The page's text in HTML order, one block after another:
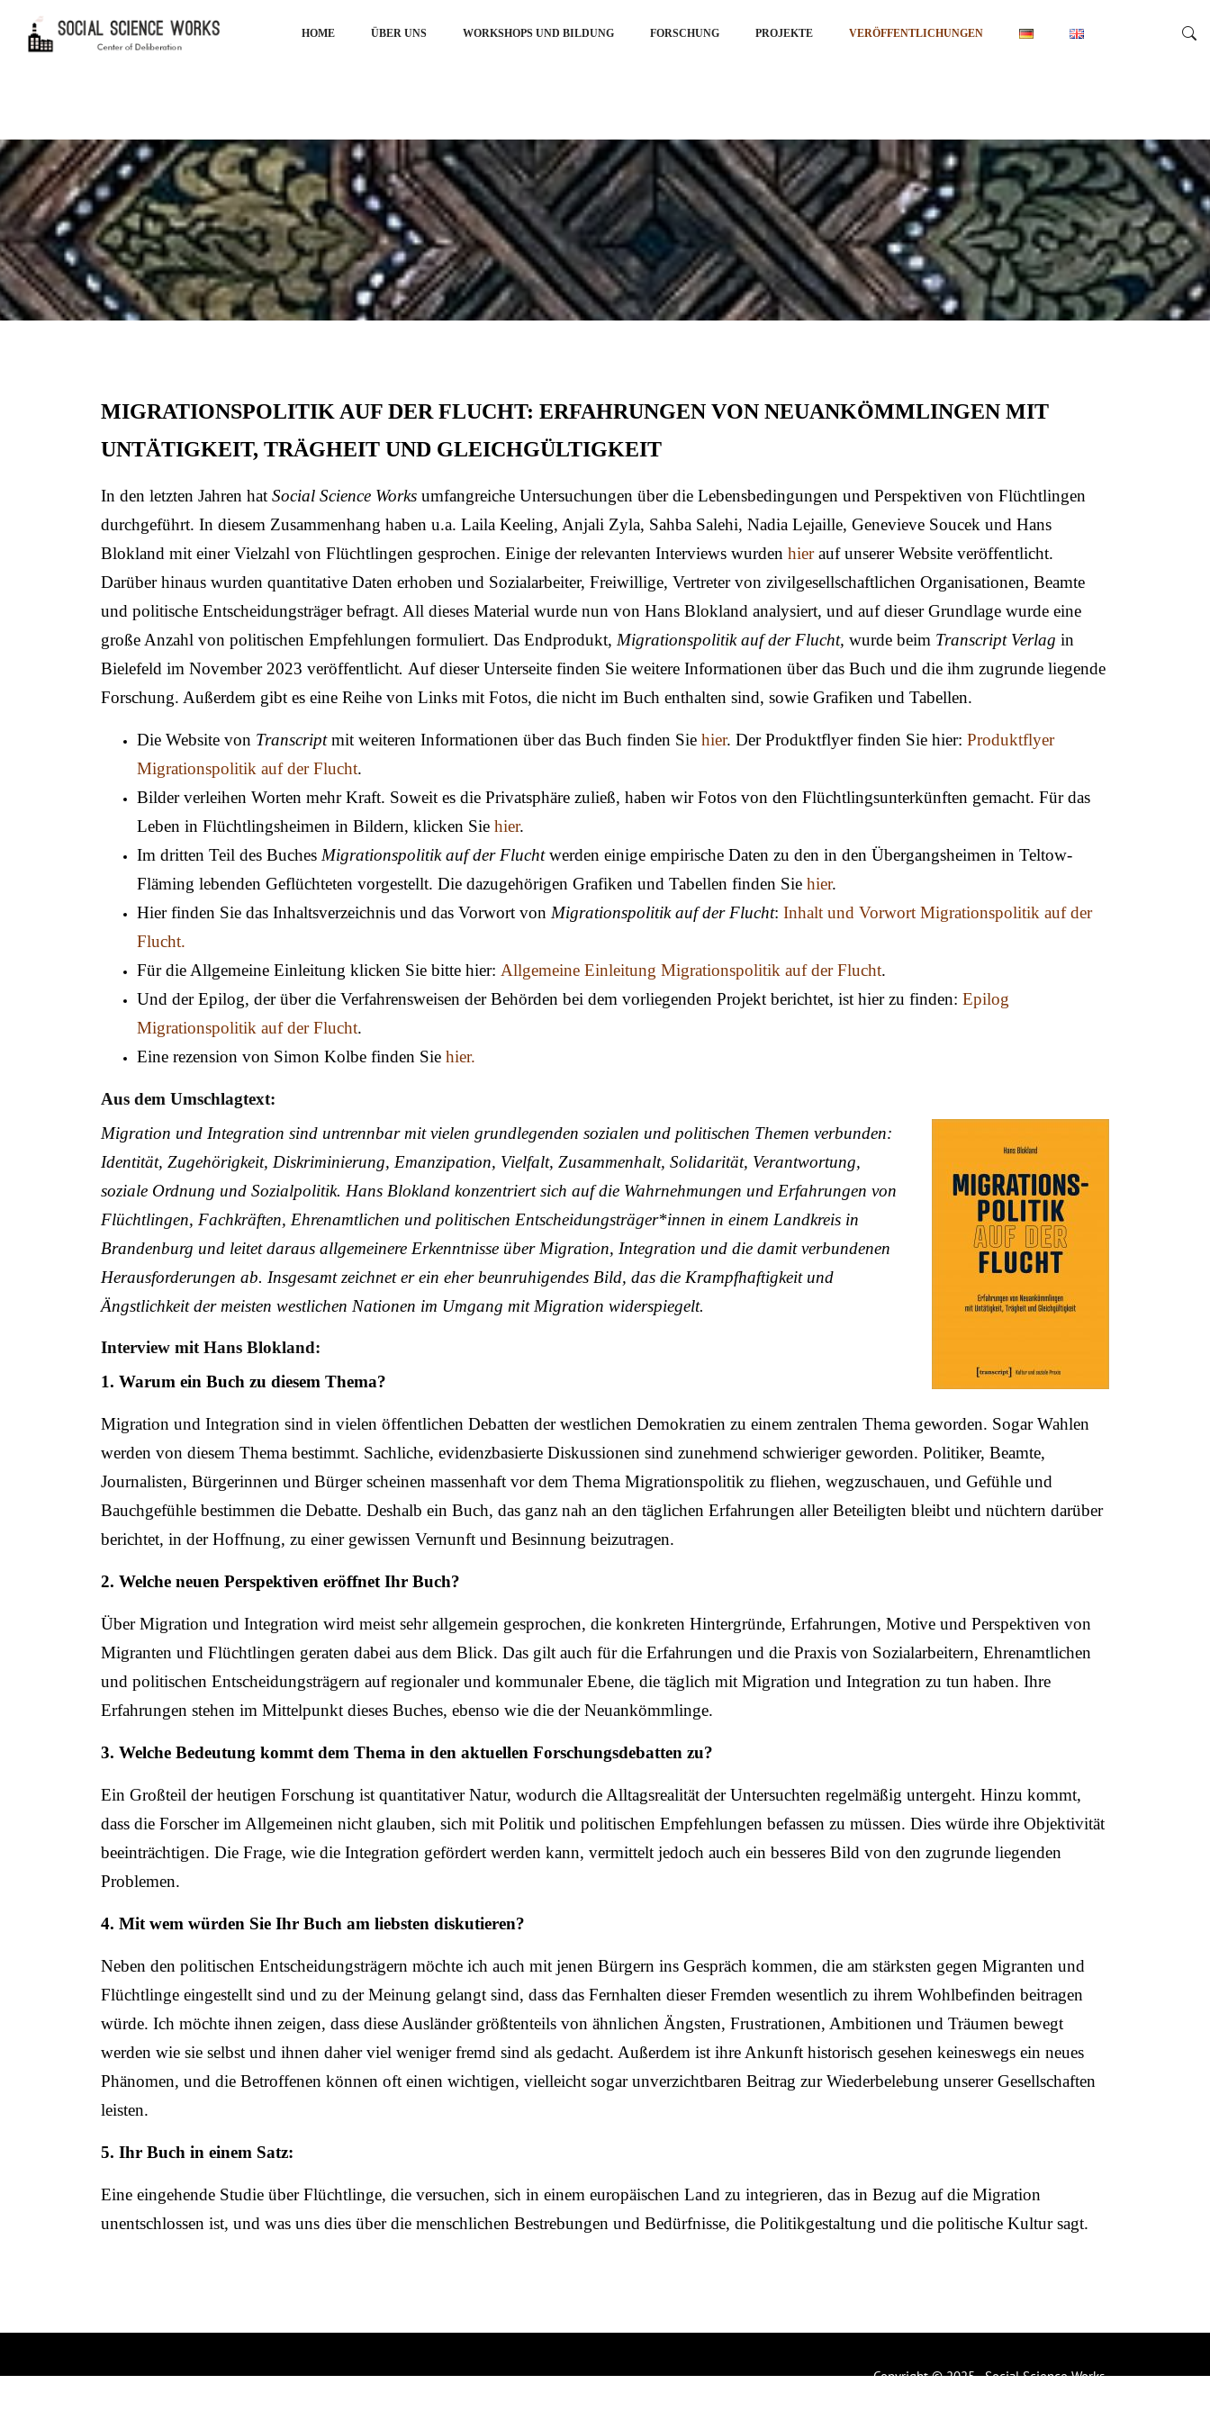
HOME ÜBER UNS WORKSHOPS UND BILDUNG FORSCHUNG PROJEKTE VERÖFFENTLICHUNGEN
MIGRATIONSPOLITIK AUF DER FLUCHT: ERFAHRUNGEN VON NEUANKÖMMLINGEN MIT
UNTÄTIGKEIT, TRÄGHEIT UND GLEICHGÜLTIGKEIT
In den letzten Jahren hat Social Science Works umfangreiche Untersuchungen über die Lebensbedingungen und Perspektiven von Flüchtlingen
durchgeführt. In diesem Zusammenhang haben u.a. Laila Keeling, Anjali Zyla, Sahba Salehi, Nadia Lejaille, Genevieve Soucek und Hans
Blokland mit einer Vielzahl von Flüchtlingen gesprochen. Einige der relevanten Interviews wurden hierauf unserer Website veröffentlicht.
Darüber hinaus wurden quantitative Daten erhoben und Sozialarbeiter, Freiwillige, Vertreter von zivilgesellschaftlichen Organisationen, Beamte
und politische Entscheidungsträger befragt. All dieses Material wurde nun von Hans Blokland analysiert, und auf dieser Grundlage wurde eine
große Anzahl von politischen Empfehlungen formuliert. Das Endprodukt, Migrationspolitik auf der Flucht, wurde beim Transcript Verlag in
Bielefeld im November 2023 veröffentlicht. Auf dieser Unterseite finden Sie weitere Informationen über das Buch und die ihm zugrunde liegende
Forschung. Außerdem gibt es eine Reihe von Links mit Fotos, die nicht im Buch enthalten sind, sowie Grafiken und Tabellen.
Die Website von Transcriptmit weiteren Informationen über das Buch finden Sie hier. Der Produktflyer finden Sie hier: Produktflyer
Migrationspolitik auf der Flucht.
Bilder verleihen Worten mehr Kraft. Soweit es die Privatsphäre zuließ, haben wir Fotos von den Flüchtlingsunterkünften gemacht. Für das
Leben in Flüchtlingsheimen in Bildern, klicken Sie hier.
Im dritten Teil des Buches Migrationspolitik auf der Fluchtwerden einige empirische Daten zu den in den Übergangsheimen in Teltow-
Fläming lebenden Geflüchteten vorgestellt. Die dazugehörigen Grafiken und Tabellen finden Sie hier.
Hier finden Sie das Inhaltsverzeichnis und das Vorwort von Migrationspolitik auf der Flucht: Inhalt und Vorwort Migrationspolitik auf der
Flucht.
Für die Allgemeine Einleitung klicken Sie bitte hier: Allgemeine Einleitung Migrationspolitik auf der Flucht.
Und der Epilog, der über die Verfahrensweisen der Behörden bei dem vorliegenden Projekt berichtet, ist hier zu finden: Epilog
Migrationspolitik auf der Flucht.
Eine rezension von Simon Kolbe finden Sie hier.
Aus dem Umschlagtext:
Migration und Integration sind untrennbar mit vielen grundlegenden sozialen und politischen Themen verbunden:
Identität, Zugehörigkeit, Diskriminierung, Emanzipation, Vielfalt, Zusammenhalt, Solidarität, Verantwortung,
soziale Ordnung und Sozialpolitik. Hans Blokland konzentriert sich auf die Wahrnehmungen und Erfahrungen von
Flüchtlingen, Fachkräften, Ehrenamtlichen und politischen Entscheidungsträger*innen in einem Landkreis in
Brandenburg und leitet daraus allgemeinere Erkenntnisse über Migration, Integration und die damit verbundenen
Herausforderungen ab. Insgesamt zeichnet er ein eher beunruhigendes Bild, das die Krampfhaftigkeit und
Ängstlichkeit der meisten westlichen Nationen im Umgang mit Migration widerspiegelt.
Interview mit Hans Blokland:
1. Warum ein Buch zu diesem Thema?
Migration und Integration sind in vielen öffentlichen Debatten der westlichen Demokratien zu einem zentralen Thema geworden. Sogar Wahlen
werden von diesem Thema bestimmt. Sachliche, evidenzbasierte Diskussionen sind zunehmend schwieriger geworden. Politiker, Beamte,
Journalisten, Bürgerinnen und Bürger scheinen massenhaft vor dem Thema Migrationspolitik zu fliehen, wegzuschauen, und Gefühle und
Bauchgefühle bestimmen die Debatte. Deshalb ein Buch, das ganz nah an den täglichen Erfahrungen aller Beteiligten bleibt und nüchtern darüber
berichtet, in der Hoffnung, zu einer gewissen Vernunft und Besinnung beizutragen.
2. Welche neuen Perspektiven eröffnet Ihr Buch?
Über Migration und Integration wird meist sehr allgemein gesprochen, die konkreten Hintergründe, Erfahrungen, Motive und Perspektiven von
Migranten und Flüchtlingen geraten dabei aus dem Blick. Das gilt auch für die Erfahrungen und die Praxis von Sozialarbeitern, Ehrenamtlichen
und politischen Entscheidungsträgern auf regionaler und kommunaler Ebene, die täglich mit Migration und Integration zu tun haben. Ihre
Erfahrungen stehen im Mittelpunkt dieses Buches, ebenso wie die der Neuankömmlinge.
3. Welche Bedeutung kommt dem Thema in den aktuellen Forschungsdebatten zu?
Ein Großteil der heutigen Forschung ist quantitativer Natur, wodurch die Alltagsrealität der Untersuchten regelmäßig untergeht. Hinzu kommt,
dass die Forscher im Allgemeinen nicht glauben, sich mit Politik und politischen Empfehlungen befassen zu müssen. Dies würde ihre Objektivität
beeinträchtigen. Die Frage, wie die Integration gefördert werden kann, vermittelt jedoch auch ein besseres Bild von den zugrunde liegenden
Problemen.
4. Mit wem würden Sie Ihr Buch am liebsten diskutieren?
Neben den politischen Entscheidungsträgern möchte ich auch mit jenen Bürgern ins Gespräch kommen, die am stärksten gegen Migranten und
Flüchtlinge eingestellt sind und zu der Meinung gelangt sind, dass das Fernhalten dieser Fremden wesentlich zu ihrem Wohlbefinden beitragen
würde. Ich möchte ihnen zeigen, dass diese Ausländer größtenteils von ähnlichen Ängsten, Frustrationen, Ambitionen und Träumen bewegt
werden wie sie selbst und ihnen daher viel weniger fremd sind als gedacht. Außerdem ist ihre Ankunft historisch gesehen keineswegs ein neues
Phänomen, und die Betroffenen können oft einen wichtigen, vielleicht sogar unverzichtbaren Beitrag zur Wiederbelebung unserer Gesellschaften
leisten.
5. Ihr Buch in einem Satz:
Eine eingehende Studie über Flüchtlinge, die versuchen, sich in einem europäischen Land zu integrieren, das in Bezug auf die Migration
unentschlossen ist, und was uns dies über die menschlichen Bestrebungen und Bedürfnisse, die Politikgestaltung und die politische Kultur sagt.
Copyright © 2025 - Social Science Works